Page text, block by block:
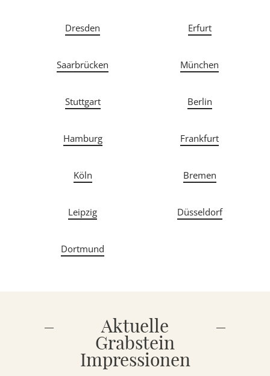
Dresden Erfurt
Saarbrücken München
Stuttgart Berlin
Hamburg Frankfurt
Köln Bremen
Leipzig Düsseldorf
Dortmund
Aktuelle
Grabstein
Impressionen